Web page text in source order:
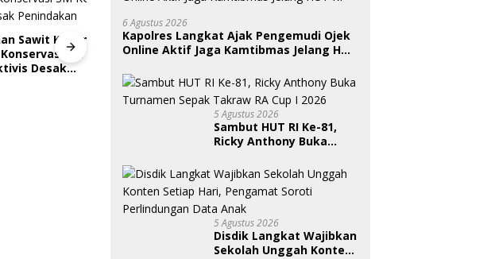
Kepung
SM
Desak
Indri Nugraheni: Festival
Sayang Anak Harus Jadi
Gerakan Berkelanjutan
Perlindungan Anak
BKSDA Segera Evaluasi
Perkebunan Sawit di
Langkat
6 Agustus 2026
Kapolres Langkat Ajak Pengemudi Ojek
Online Aktif Jaga Kamtibmas Jelang HUT
5 Agustus 2026
Sambut HUT RI Ke-81,
Ricky Anthony Buka
Takraw RA Cup I 2026
5 Agustus 2026
Disdik Langkat Wajibkan
Sekolah Unggah Konten